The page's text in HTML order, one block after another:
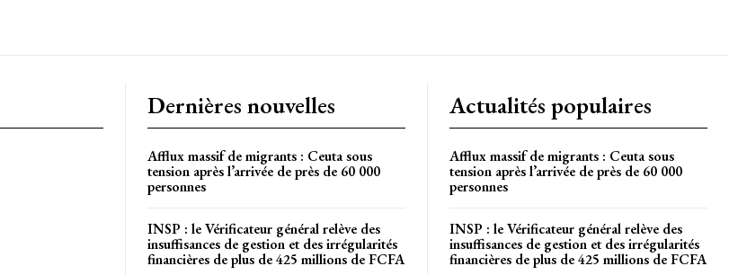
Dernières nouvelles
Afflux massif de migrants : Ceuta sous
tension après l’arrivée de près de 60 000
personnes
INSP : le Vérificateur général relève des
insuffisances de gestion et des irrégularités
financières de plus de 425 millions de FCFA
Actualités populaires
Afflux massif de migrants : Ceuta sous
tension après l’arrivée de près de 60 000
personnes
INSP : le Vérificateur général relève des
insuffisances de gestion et des irrégularités
financières de plus de 425 millions de FCFA